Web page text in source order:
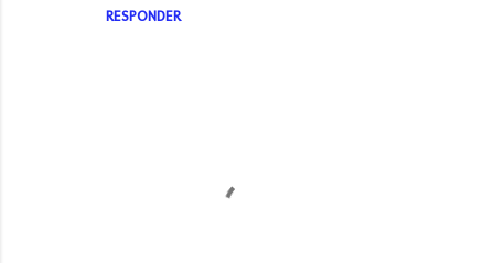
RESPONDER